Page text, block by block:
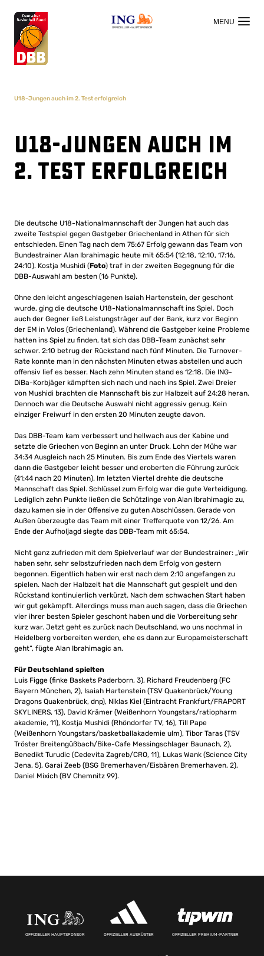
OFFIZIELLER HAUPTSPONSOR
U18-Jungen auch im 2. Test erfolgreich
U18-Jungen auch im
2. Test erfolgreich
Die deutsche U18-Nationalmannschaft der Jungen hat auch das
zweite Testspiel gegen Gastgeber Griechenland in Athen für sich
entschieden. Einen Tag nach dem 75:67 Erfolg gewann das Team von
Bundestrainer Alan Ibrahimagic heute mit 65:54 (12:18, 12:10, 17:16,
24:10). Kostja Mushidi (Foto) traf in der zweiten Begegnung für die
DBB-Auswahl am besten (16 Punkte).
Ohne den leicht angeschlagenen Isaiah Hartenstein, der geschont
wurde, ging die deutsche U18-Nationalmannschaft ins Spiel. Doch
auch der Gegner ließ Leistungsträger auf der Bank, kurz vor Beginn
der EM in Volos (Griechenland). Während die Gastgeber keine Probleme
hatten ins Spiel zu finden, tat sich das DBB-Team zunächst sehr
schwer. 2:10 betrug der Rückstand nach fünf Minuten. Die Turnover-
Rate konnte man in den nächsten Minuten etwas abstellen und auch
offensiv lief es besser. Nach zehn Minuten stand es 12:18. Die ING-
DiBa-Korbjäger kämpften sich nach und nach ins Spiel. Zwei Dreier
von Mushidi brachten die Mannschaft bis zur Halbzeit auf 24:28 heran.
Dennoch war die Deutsche Auswahl nicht aggressiv genug. Kein
einziger Freiwurf in den ersten 20 Minuten zeugte davon.
Das DBB-Team kam verbessert und hellwach aus der Kabine und
setzte die Griechen von Beginn an unter Druck. Lohn der Mühe war
34:34 Ausgleich nach 25 Minuten. Bis zum Ende des Viertels waren
dann die Gastgeber leicht besser und eroberten die Führung zurück
(41:44 nach 20 Minuten). Im letzten Viertel drehte die deutsche
Mannschaft das Spiel. Schlüssel zum Erfolg war die gute Verteidigung.
Lediglich zehn Punkte ließen die Schützlinge von Alan Ibrahimagic zu,
dazu kamen sie in der Offensive zu guten Abschlüssen. Gerade von
Außen überzeugte das Team mit einer Trefferquote von 12/26. Am
Ende der Aufholjagd siegte das DBB-Team mit 65:54.
Nicht ganz zufrieden mit dem Spielverlauf war der Bundestrainer: „Wir
haben sehr, sehr selbstzufrieden nach dem Erfolg von gestern
begonnen. Eigentlich haben wir erst nach dem 2:10 angefangen zu
spielen. Nach der Halbzeit hat die Mannschaft gut gespielt und den
Rückstand kontinuierlich verkürzt. Nach dem schwachen Start haben
wir gut gekämpft. Allerdings muss man auch sagen, dass die Griechen
vier ihrer besten Spieler geschont haben und die Vorbereitung sehr
kurz war. Jetzt geht es zurück nach Deutschland, wo uns nochmal in
Heidelberg vorbereiten werden, ehe es dann zur Europameisterschaft
geht“, fügte Alan Ibrahimagic an.
Für Deutschland spielten
Luis Figge (finke Baskets Paderborn, 3), Richard Freudenberg (FC
Bayern München, 2), Isaiah Hartenstein (TSV Quakenbrück/Young
Dragons Quakenbrück, dnp), Niklas Kiel (Eintracht Frankfurt/FRAPORT
SKYLINERS, 13), David Krämer (Weißenhorn Youngstars/ratiopharm
akademie, 11), Kostja Mushidi (Rhöndorfer TV, 16), Till Pape
(Weißenhorn Youngstars/basketballakademie ulm), Tibor Taras (TSV
Tröster Breitengüßbach/Bike-Cafe Messingschlager Baunach, 2),
Benedikt Turudic (Cedevita Zagreb/CRO, 11), Lukas Wank (Science City
Jena, 5), Garai Zeeb (BSG Bremerhaven/Eisbären Bremerhaven, 2),
Daniel Mixich (BV Chemnitz 99).
OFFIZIELLER HAUPTSPONSOR OFFIZIELLER AUSRÜSTER OFFIZIELLER PREMIUM-PARTNER